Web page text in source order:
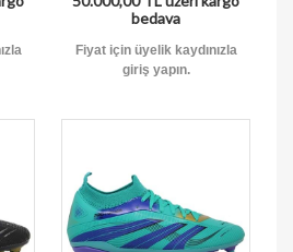
bedava
Fiyat için üyelik kaydınızla
giriş yapın.